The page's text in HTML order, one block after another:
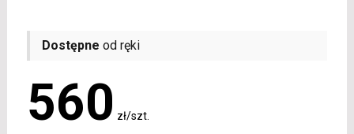
Dostępne od ręki
560 zł/szt.